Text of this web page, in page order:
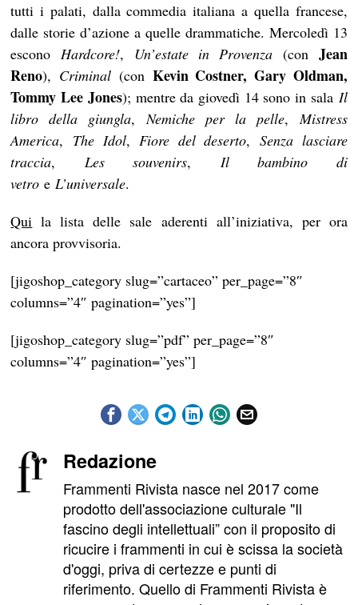
tutti i palati, dalla commedia italiana a quella francese,
dalle storie d’azione a quelle drammatiche. Mercoledì 13
esconoHardcore!, Un’estate in Provenza (con Jean
Reno), Criminal (con Kevin Costner, Gary Oldman,
Tommy Lee Jones); mentre da giovedì 14 sono in sala Il
libro della giungla,Nemiche per la pelle,Mistress
America, The Idol,Fiore del deserto, Senza lasciare
traccia, Les souvenirs, Il bambino di
vetroeL’universale.
Qui la lista delle sale aderenti all’iniziativa, per ora
ancora provvisoria.
[jigoshop_category slug=”cartaceo” per_page=”8″
columns=”4″ pagination=”yes”]
[jigoshop_category slug=”pdf” per_page=”8″
columns=”4″ pagination=”yes”]
Redazione
Frammenti Rivista nasce nel 2017 come
prodotto dell'associazione culturale "Il
fascino degli intellettuali” con il proposito di
ricucire i frammenti in cui è scissa la società
d'oggi, priva di certezze e punti di
riferimento. Quello di Frammenti Rivista è